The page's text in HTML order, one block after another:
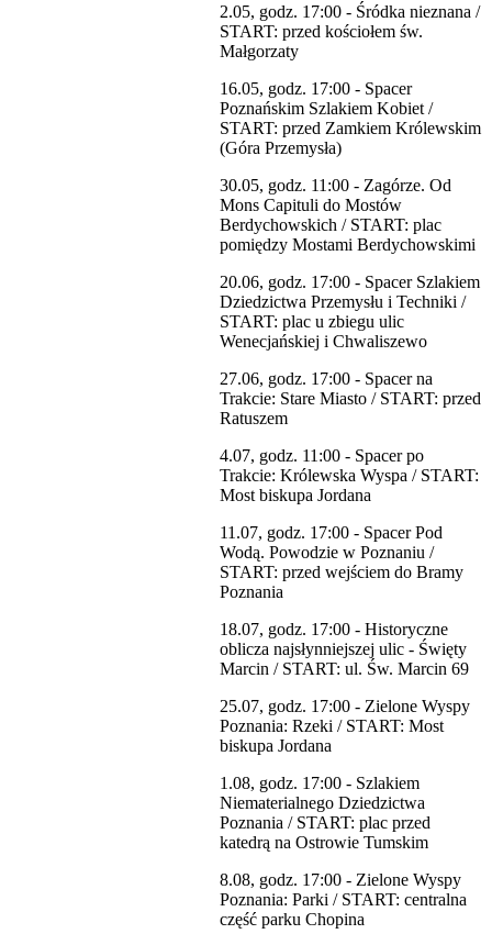
2.05, godz. 17:00 - Śródka nieznana /
START: przed kościołem św.
Małgorzaty
16.05, godz. 17:00 - Spacer
Poznańskim Szlakiem Kobiet /
START: przed Zamkiem Królewskim
(Góra Przemysła)
30.05, godz. 11:00 - Zagórze. Od
Mons Capituli do Mostów
Berdychowskich / START: plac
pomiędzy Mostami Berdychowskimi
20.06, godz. 17:00 - Spacer Szlakiem
Dziedzictwa Przemysłu i Techniki /
START: plac u zbiegu ulic
Wenecjańskiej i Chwaliszewo
27.06, godz. 17:00 - Spacer na
Trakcie: Stare Miasto / START: przed
Ratuszem
4.07, godz. 11:00 - Spacer po
Trakcie: Królewska Wyspa / START:
Most biskupa Jordana
11.07, godz. 17:00 - Spacer Pod
Wodą. Powodzie w Poznaniu /
START: przed wejściem do Bramy
Poznania
18.07, godz. 17:00 - Historyczne
oblicza najsłynniejszej ulic - Święty
Marcin / START: ul. Św. Marcin 69
25.07, godz. 17:00 - Zielone Wyspy
Poznania: Rzeki / START: Most
biskupa Jordana
1.08, godz. 17:00 - Szlakiem
Niematerialnego Dziedzictwa
Poznania / START: plac przed
katedrą na Ostrowie Tumskim
8.08, godz. 17:00 - Zielone Wyspy
Poznania: Parki / START: centralna
część parku Chopina